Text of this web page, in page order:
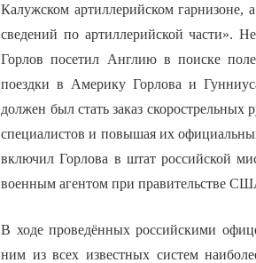
Калужском артиллерийском гарнизоне,
сведений по артиллерийской части».
Горлов посетил Англию в поиске
поездки в Америку Горлова и
должен был стать заказ
специалистов и повышая их
включил Горлова в штат российской
военным агентом при правительстве
В ходе проведённых российскими
ним из всех известных систем